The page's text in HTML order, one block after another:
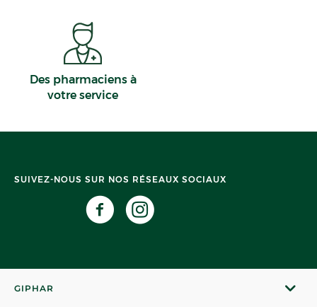
Des pharmaciens à
votre service
SUIVEZ-NOUS SUR NOS RÉSEAUX SOCIAUX
GIPHAR